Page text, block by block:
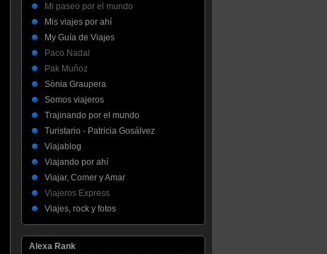
Mi paseo por el mundo
Mis viajes por ahí
My Guía de Viajes
Paco Nadal
Pak Muñoz
Sònia Graupera
Somos viajeros
Trajinando por el mundo
Turistario - Patricia Gosálvez
Viajablog
Viajando por ahí
Viajar, Comer y Amar
Viajeros Express
Viajes, rock y fotos
Alexa Rank